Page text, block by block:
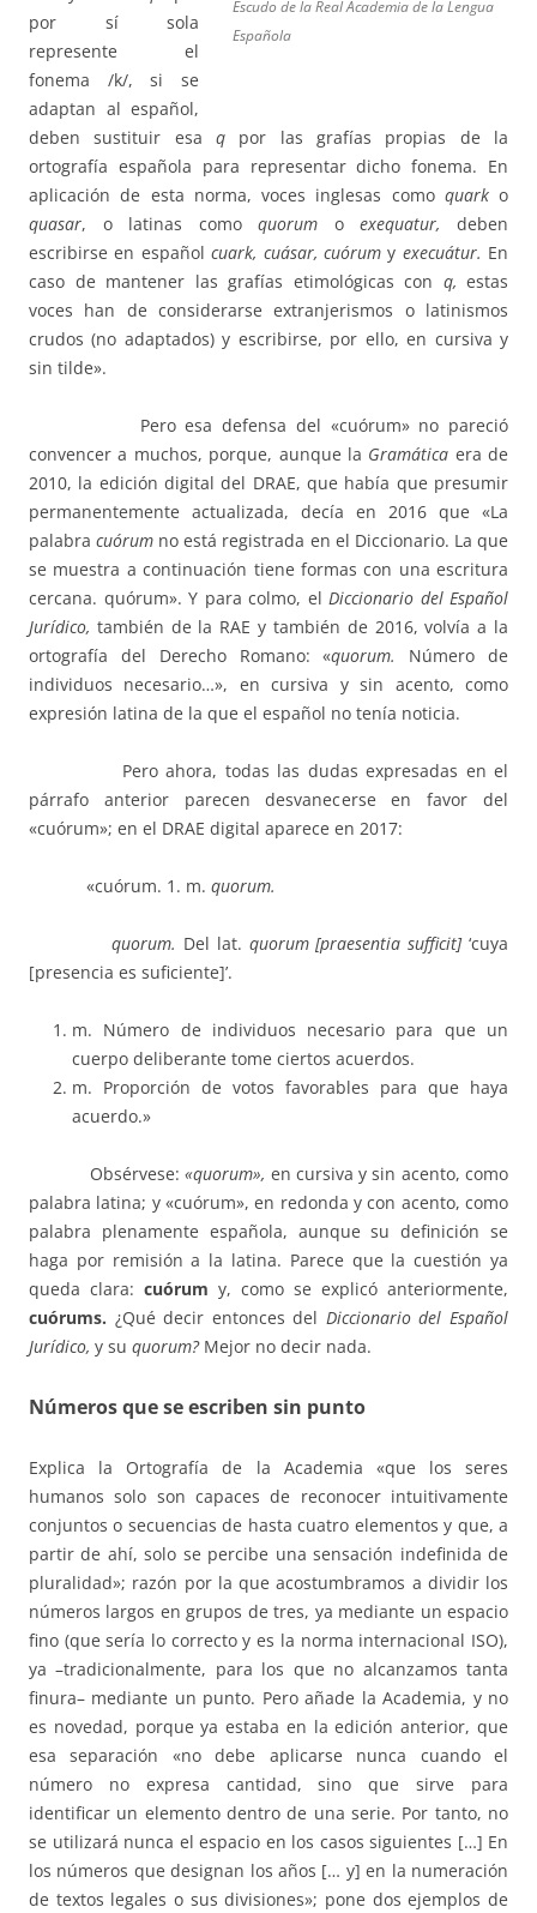
Escudo de la Real Academia de la Lengua
Española
por sí sola
represente el
fonema /k/, si se
adaptan al español,
deben sustituir esa q por las grafías propias de la
ortografía española para representar dicho fonema. En
aplicación de esta norma, voces inglesas como quarko
quasar, o latinas comoquorum oexequatur, deben
escribirse en españolcuark, cuásar, cuórumy execuátur. En
caso de mantener las grafías etimológicas con q, estas
voces han de considerarse extranjerismos o latinismos
crudos (no adaptados) y escribirse, por ello, en cursiva y
sin tilde».
Pero esa defensa del «cuórum» no pareció
convencer a muchos, porque, aunque la Gramática era de
2010, la edición digital del DRAE, que había que presumir
permanentemente actualizada, decía en 2016 que «La
palabracuórum no está registrada en el Diccionario. La que
se muestra a continuación tiene formas con una escritura
cercana. quórum». Y para colmo, el Diccionario del Español
Jurídico, también de la RAE y también de 2016, volvía a la
ortografía del Derecho Romano: «quorum.
Número de
individuos necesario…», en cursiva y sin acento, como
expresión latina de la que el español no tenía noticia.
Pero ahora, todas las dudas expresadas en el
párrafo anterior parecen desvanecerse en favor del
«cuórum»; en el DRAE digital aparece en 2017:
«cuórum. 1. m. quorum.
quorum. Del lat. quorum [praesentia sufficit]‘cuya
[presencia es suficiente]’.
m. Número de individuos necesario para que un
cuerpo deliberante tome ciertos acuerdos.
m. Proporción de votos favorables para que haya
acuerdo.»
Obsérvese:«quorum», en cursiva y sin acento, como
palabra latina; y «cuórum», en redonda y con acento, como
palabra plenamente española, aunque su definición se
haga por remisión a la latina. Parece que la cuestión ya
queda clara: cuórum y, como se explicó anteriormente,
cuórums. ¿Qué decir entonces del Diccionario del Español
Jurídico, y su quorum?Mejor no decir nada.
Números que se escriben sin punto
Explica la Ortografía de la Academia «que los seres
humanos solo son capaces de reconocer intuitivamente
conjuntos o secuencias de hasta cuatro elementos y que, a
partir de ahí, solo se percibe una sensación indefinida de
pluralidad»; razón por la que acostumbramos a dividir los
números largos en grupos de tres, ya mediante un espacio
fino (que sería lo correcto y es la norma internacional ISO),
ya –tradicionalmente, para los que no alcanzamos tanta
finura– mediante un punto. Pero añade la Academia, y no
es novedad, porque ya estaba en la edición anterior, que
esa separación «no debe aplicarse nunca cuando el
número no expresa cantidad, sino que sirve para
identificar un elemento dentro de una serie. Por tanto, no
se utilizará nunca el espacio en los casos siguientes […] En
los números que designan los años [… y] en la numeración
de textos legales o sus divisiones»; pone dos ejemplos de